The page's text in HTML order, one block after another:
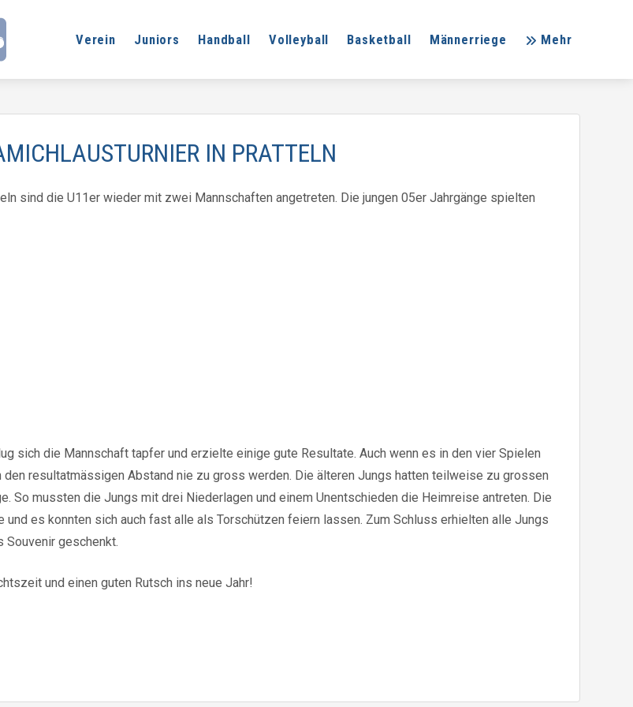
Verein Juniors Handball Volleyball Basketball Männerriege Mehr
IN PRATTELN
sind die U11er wieder mit zwei Mannschaften angetreten. Die jungen 05er Jahrgänge spielten
sich die Mannschaft tapfer und erzielte einige gute Resultate. Auch wenn es in den vier Spielen
resultatmässigen Abstand nie zu gross werden. Die älteren Jungs hatten teilweise zu grossen
So mussten die Jungs mit drei Niederlagen und einem Unentschieden die Heimreise antreten. Die
es konnten sich auch fast alle als Torschützen feiern lassen. Zum Schluss erhielten alle Jungs
Souvenir geschenkt.
und einen guten Rutsch ins neue Jahr!